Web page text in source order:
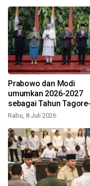
Prabowo dan Modi
umumkan 2026-2027
sebagai Tahun Tagore-
Dewantara
Rabu, 8 Juli 2026